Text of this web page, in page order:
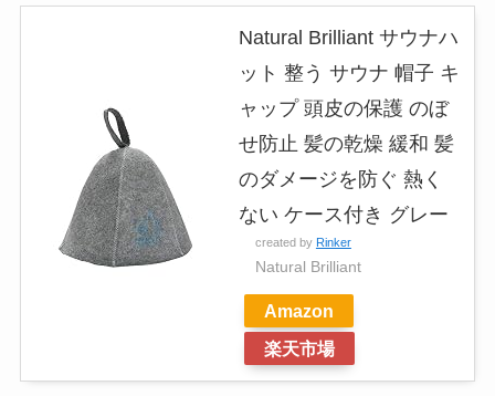
Natural Brilliant サウナハ
ット 整う サウナ 帽子 キ
ャップ 頭皮の保護 のぼ
せ防止 髪の乾燥 緩和 髪
のダメージを防ぐ 熱く
ない ケース付き グレー
created by Rinker
Natural Brilliant
Amazon
楽天市場